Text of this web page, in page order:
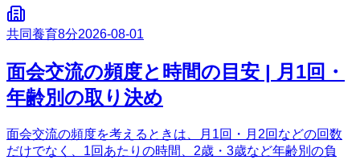
共同養育8分2026-08-01
面会交流の頻度と時間の目安 | 月1回・
年齢別の取り決め
面会交流の頻度を考えるときは、月1回・月2回などの回数
だけでなく、1回あたりの時間、2歳・3歳など年齢別の負